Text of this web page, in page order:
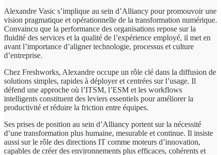
Alexandre Vasic s’implique au sein d’Alliancy pour promouvoir une
vision pragmatique et opérationnelle de la transformation numérique.
Convaincu que la performance des organisations repose sur la
fluidité des services et la qualité de l’expérience employé, il met en
avant l’importance d’aligner technologie, processus et culture
d’entreprise.
Chez Freshworks, Alexandre occupe un rôle clé dans la diffusion de
solutions simples, rapides à déployer et centrées sur l’usage. Il
défend une approche où l’ITSM, l’ESM et les workflows
intelligents constituent des leviers essentiels pour améliorer la
productivité et réduire la friction entre équipes.
Ses prises de position au sein d’Alliancy portent sur la nécessité
d’une transformation plus humaine, mesurable et continue. Il insiste
aussi sur le rôle des directions IT comme moteurs d’innovation,
capables de créer des environnements plus efficaces, cohérents et